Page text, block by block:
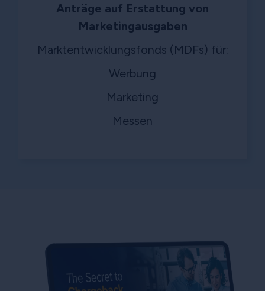
Anträge auf Erstattung von
Marketingausgaben
Marktentwicklungsfonds (MDFs) für:
Werbung
Marketing
Messen